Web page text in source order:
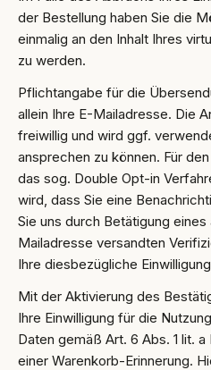
der Bestellung haben Sie die
einmalig an den Inhalt Ihres
zu werden.
Pflichtangabe für die
allein Ihre E-Mailadresse. Die
freiwillig und wird ggf.
ansprechen zu können. Für
das sog. Double Opt-in
wird, dass Sie eine
Sie uns durch Betätigung
Mailadresse versandten
Ihre diesbezügliche
Mit der Aktivierung des
Ihre Einwilligung für die
Daten gemäß Art. 6 Abs. 1 lit.
einer Warenkorb-Erinnerung.